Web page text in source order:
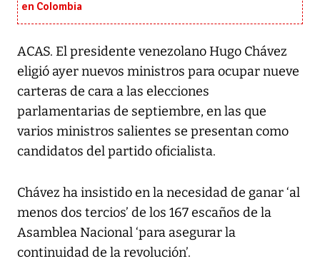
en Colombia
ACAS. El presidente venezolano Hugo Chávez
eligió ayer nuevos ministros para ocupar nueve
carteras de cara a las elecciones
parlamentarias de septiembre, en las que
varios ministros salientes se presentan como
candidatos del partido oficialista.
Chávez ha insistido en la necesidad de ganar ‘al
menos dos tercios’ de los 167 escaños de la
Asamblea Nacional ‘para asegurar la
continuidad de la revolución’.